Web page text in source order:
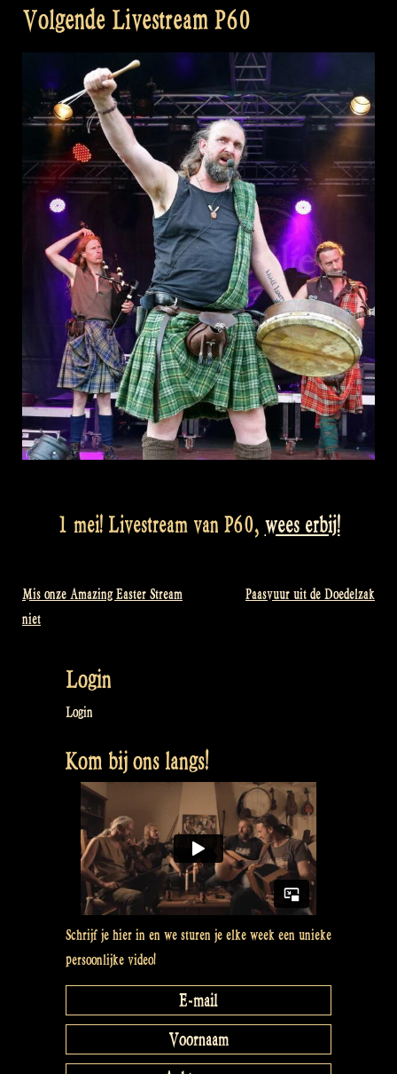
Volgende Livestream P60
1 mei! Livestream van P60, wees erbij!
Bericht
Mis onze Amazing Easter Stream
niet
Paasvuur uit de Doedelzak
Login
Login
Kom bij ons langs!
Schrijf je hier in en we sturen je elke week een unieke
persoonlijke video!